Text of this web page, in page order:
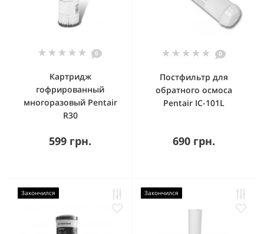
0
Картридж
гофрированный
многоразовый Pentair
R30
599 грн.
0
Постфильтр для
обратного осмоса
Pentair IC-101L
690 грн.
Закончился Закончился